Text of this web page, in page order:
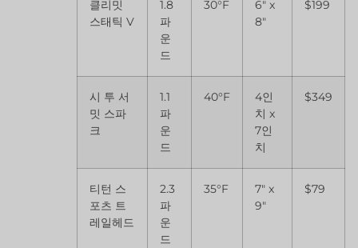
클리밋
스태틱 V
1.8
파
운
드
30°F
6″ x
8″
$199
시 투 서
밋 스파
크
1.1
파
운
드
40°F
4인
치 x
7인
치
$349
티턴 스
포츠 트
레일헤드
2.3
파
운
드
35°F
7″ x
9″
$79